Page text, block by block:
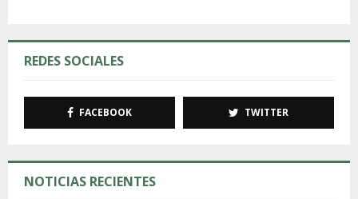
REDES SOCIALES
FACEBOOK TWITTER
NOTICIAS RECIENTES